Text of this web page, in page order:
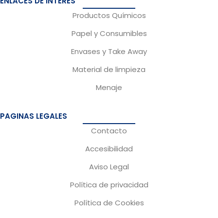
b
o
o
k
a
g
a
m
Productos Químicos
Papel y Consumibles
Envases y Take Away
Material de limpieza
Menaje
PAGINAS LEGALES
Contacto
Accesibilidad
Aviso Legal
Política de privacidad
Política de Cookies